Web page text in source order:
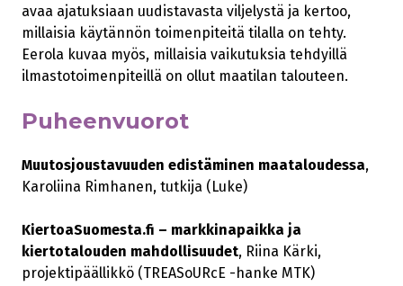
avaa ajatuksiaan uudistavasta viljelystä ja kertoo,
millaisia käytännön toimenpiteitä tilalla on tehty.
Eerola kuvaa myös, millaisia vaikutuksia tehdyillä
ilmastotoimenpiteillä on ollut maatilan talouteen.
Puheenvuorot
Muutosjoustavuuden edistäminen maataloudessa,
Karoliina Rimhanen, tutkija (Luke)
KiertoaSuomesta.fi – markkinapaikka ja
kiertotalouden mahdollisuudet, Riina Kärki,
projektipäällikkö (TREASoURcE -hanke MTK)